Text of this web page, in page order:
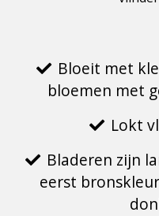
Bloeit met
bloemen met
Lokt
Bladeren zijn
eerst